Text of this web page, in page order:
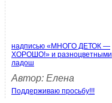
надписью «МНОГО ДЕТОК —
ХОРОШО!» и разноцветными
ладош
Автор: Елена
Поддерживаю просьбу!!!